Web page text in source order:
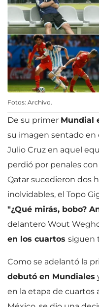
Fotos: Archivo.
De su primer Mundial
su imagen sentado en
Julio Cruz en aquel
perdió por penales
Qatar sucedieron dos
inolvidables, el Topo
"¿Qué mirás, bobo?
delantero Wout
en los cuartos siguen
Como se adelantó la
debutó en Mundiales
en la etapa de cuartos